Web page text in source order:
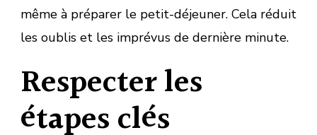
même à préparer le petit-déjeuner. Cela réduit
les oublis et les imprévus de dernière minute.
Respecter les
étapes clés